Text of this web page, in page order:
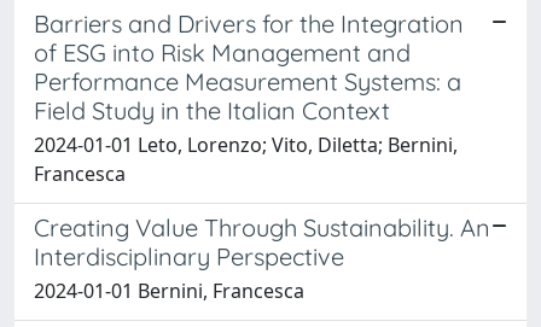
Barriers and Drivers for the Integration
of ESG into Risk Management and
Performance Measurement Systems: a
Field Study in the Italian Context
2024-01-01 Leto, Lorenzo; Vito, Diletta; Bernini,
Francesca
Creating Value Through Sustainability. An
Interdisciplinary Perspective
2024-01-01 Bernini, Francesca